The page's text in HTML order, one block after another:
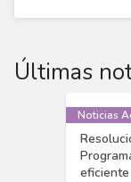
Últimas
Noticias